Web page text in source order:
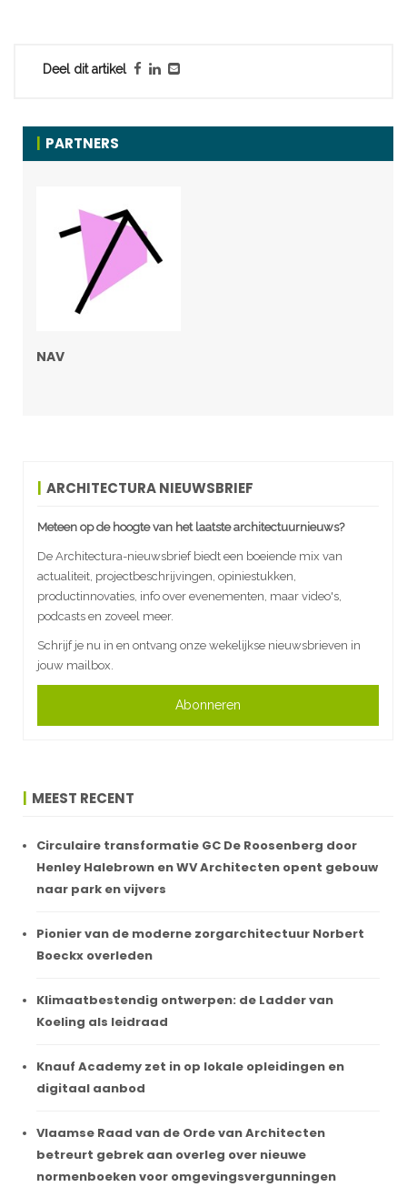
Deel dit artikel
PARTNERS
NAV
ARCHITECTURA NIEUWSBRIEF
Meteen op de hoogte van het laatste architectuurnieuws?
De Architectura-nieuwsbrief biedt een boeiende mix van
actualiteit, projectbeschrijvingen, opiniestukken,
productinnovaties, info over evenementen, maar video's,
podcasts en zoveel meer.
Schrijf je nu in en ontvang onze wekelijkse nieuwsbrieven in
jouw mailbox.
Abonneren
MEEST RECENT
Circulaire transformatie GC De Roosenberg door
Henley Halebrown en WV Architecten opent gebouw
naar park en vijvers
Pionier van de moderne zorgarchitectuur Norbert
Boeckx overleden
Klimaatbestendig ontwerpen: de Ladder van
Koeling als leidraad
Knauf Academy zet in op lokale opleidingen en
digitaal aanbod
Vlaamse Raad van de Orde van Architecten
betreurt gebrek aan overleg over nieuwe
normenboeken voor omgevingsvergunningen